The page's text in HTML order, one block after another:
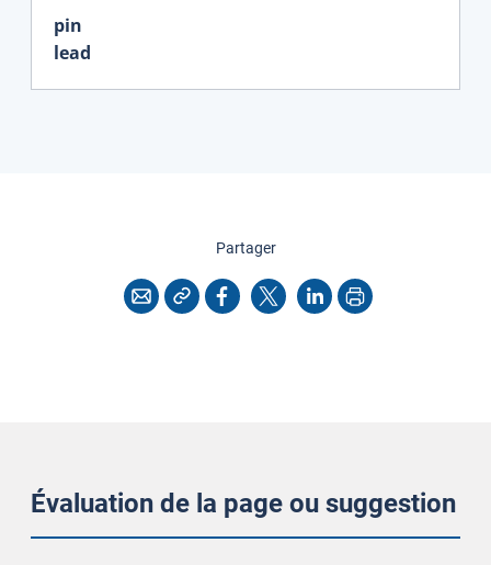
pin
lead
Partagercette page
CourrielCopier l'adresse
Facebook
X LinkedInImprimer
Évaluation de la page ou suggestion